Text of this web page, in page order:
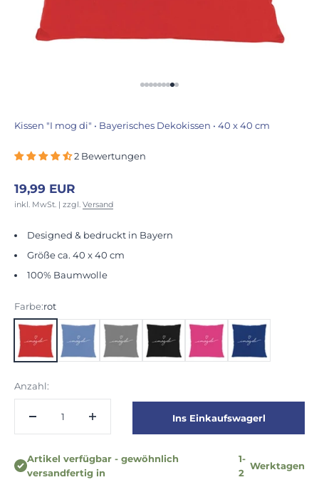
Kissen "I mog di" • Bayerisches Dekokissen • 40 x 40 cm
2 Bewertungen
Angebot
19,99 EUR
inkl. MwSt. | zzgl. Versand
Designed & bedruckt in Bayern
Größe ca. 40 x 40 cm
100% Baumwolle
Farbe:rot
rot
blau grau schwarz beere dunkelblau
Anzahl:
Ins Einkaufswagerl
Artikel verfügbar - gewöhnlich
versandfertig in
1-
2
Werktagen